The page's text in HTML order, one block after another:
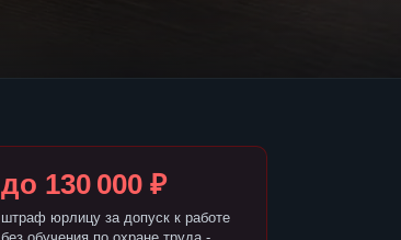
до 130 000 ₽
штраф юрлицу за допуск к работе